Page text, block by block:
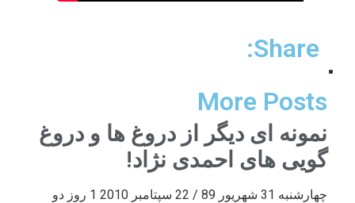
Share:
More Posts
نمونه ای دیگر از دروغ ها و دروغ
گویی های احمدی نژاد!
چهارشنبه 31 شهریور 89 / 22 سپتامبر 2010 1 روز دو